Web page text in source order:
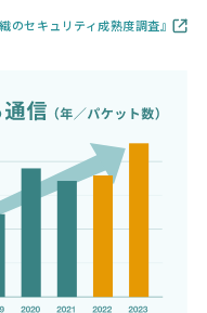
のセキュリティ成熟度調査』